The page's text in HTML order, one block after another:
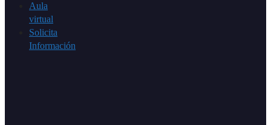
Aula
virtual
Solicita
Información